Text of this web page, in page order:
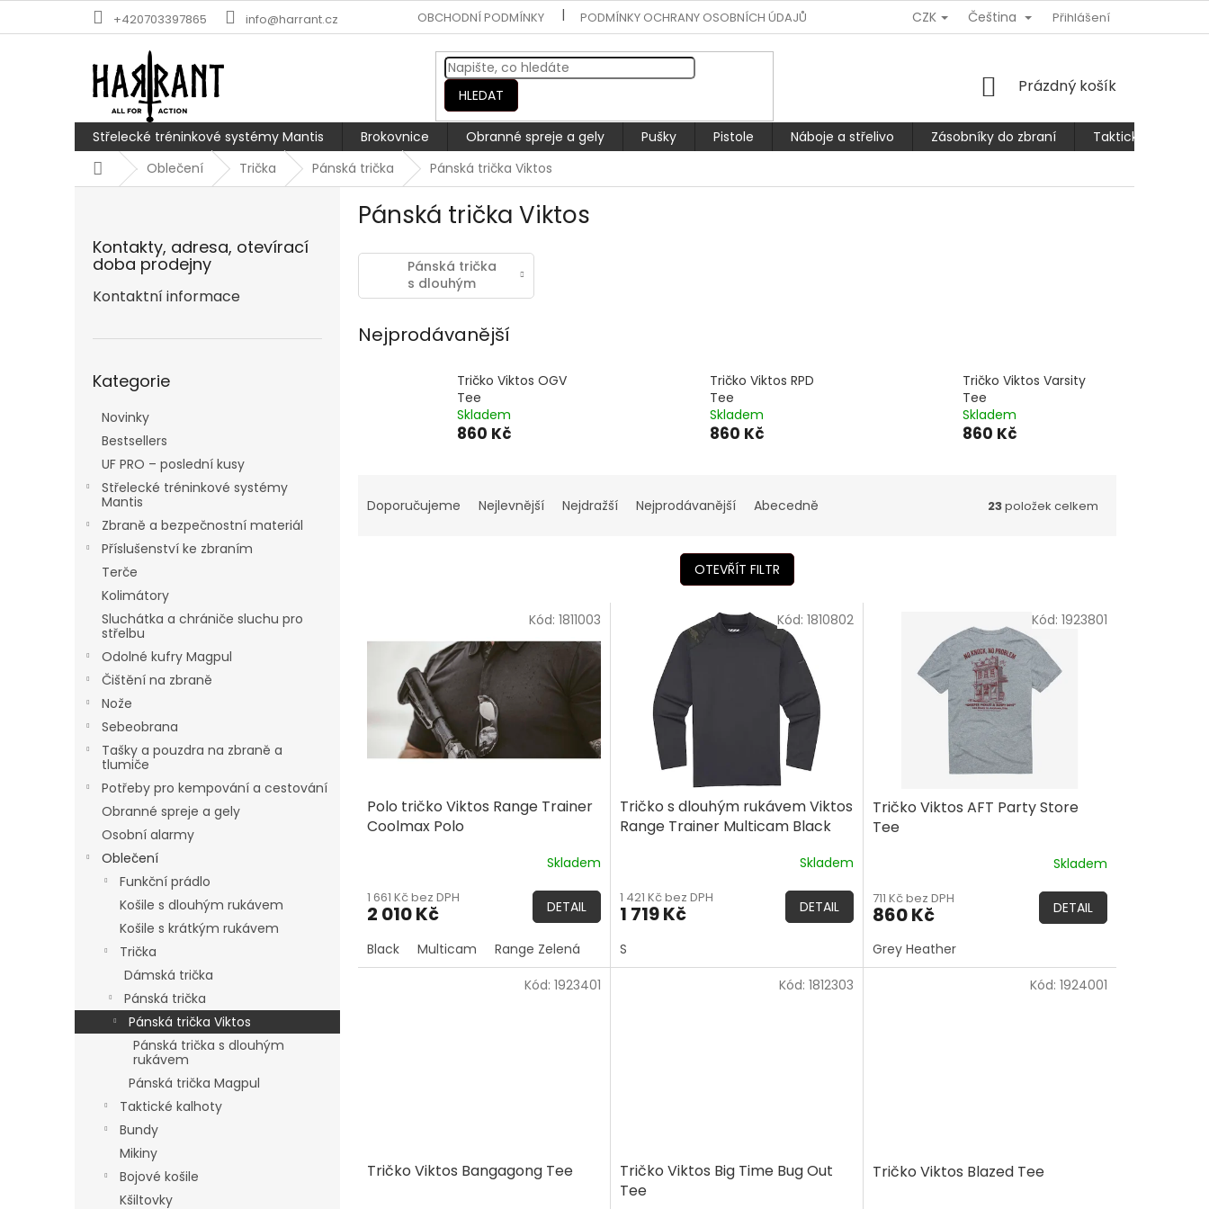
+420703397865 info@harrant.cz OBCHODNÍ PODMÍNKY PODMÍNKY OCHRANY OSOBNÍCH ÚDAJŮ REKLAMACE NEBO VRÁCENÍ/VÝMĚNA ZBOŽÍ
CZK Čeština Přihlášení
HLEDAT
NÁKUPNÍ
Prázdný košík
Střelecké tréninkové systémy Mantis Brokovnice Obranné spreje a gely Pušky Pistole Náboje a střelivo Zásobníky do zbraní
Taktické kalhoty
DomůOblečení Trička Pánská trička Pánská trička Viktos
Kontakty, adresa, otevírací
doba prodejny
Kontaktní informace
kategorie
Kategorie
Novinky
Bestsellers
UF PRO – poslední kusy
Střelecké tréninkové systémy
Mantis
Zbraně a bezpečnostní materiál
Příslušenství ke zbraním
Terče
Kolimátory
Sluchátka a chrániče sluchu pro
střelbu
Odolné kufry Magpul
Čištění na zbraně
Nože
Sebeobrana
Tašky a pouzdra na zbraně a
tlumiče
Potřeby pro kempování a cestování
Obranné spreje a gely
Osobní alarmy
Oblečení
Funkční prádlo
Košile s dlouhým rukávem
Košile s krátkým rukávem
Trička
Dámská trička
Pánská trička
Pánská trička Viktos
Pánská trička s dlouhým
rukávem
Pánská trička Magpul
Taktické kalhoty
Bundy
Mikiny
Bojové košile
Kšiltovky
Pánská trička Viktos
Pánská trička
s dlouhým
rukávem
Nejprodávanější
Tričko Viktos OGV
Tee
Skladem
860 Kč
Tričko Viktos RPD
Tee
Skladem
860 Kč
Tričko Viktos Varsity
Tee
Skladem
860 Kč
a
o
Doporučujeme Nejlevnější Nejdražší Nejprodávanější Abecedně 23položek celkem
OTEVŘÍT FILTR
p
Polo tričko Viktos Range Trainer
Coolmax Polo
Skladem
1 661 Kč bez DPH
2 010 Kč DETAIL
Black Multicam Range Zelená
Kód: 1811003
Tričko s dlouhým rukávem Viktos
Range Trainer Multicam Black
Skladem
1 421 Kč bez DPH
1 719 Kč DETAIL
S
Kód: 1810802
Tričko Viktos AFT Party Store
Tee
Skladem
711 Kč bez DPH
860 Kč DETAIL
Grey Heather
Kód: 1923801
Tričko Viktos Bangagong Tee
Kód: 1923401
Tričko Viktos Big Time Bug Out
Tee
Kód: 1812303
Tričko Viktos Blazed Tee
Kód: 1924001